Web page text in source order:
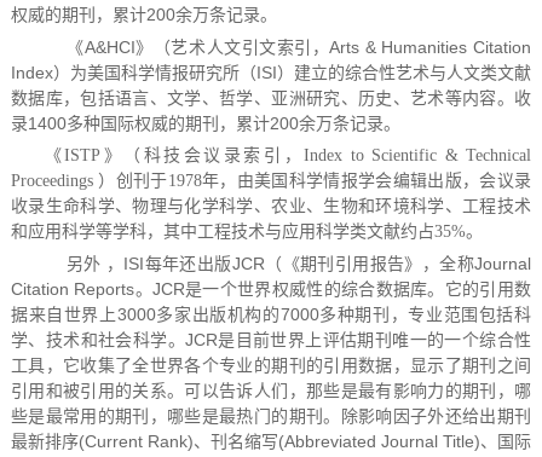
权威的期刊，累计200余万条记录。
《A&HCI》（艺术人文引文索引，Arts & Humanities Citation
Index）为美国科学情报研究所（ISI）建立的综合性艺术与人文类文献
数据库，包括语言、文学、哲学、亚洲研究、历史、艺术等内容。收
录1400多种国际权威的期刊，累计200余万条记录。
《ISTP》（科技会议录索引，Index to Scientific & Technical
Proceedings ）创刊于1978年，由美国科学情报学会编辑出版，会议录
收录生命科学、物理与化学科学、农业、生物和环境科学、工程技术
和应用科学等学科，其中工程技术与应用科学类文献约占35%。
另外 ，ISI每年还出版JCR（《期刊引用报告》，全称Journal
Citation Reports。JCR是一个世界权威性的综合数据库。它的引用数
据来自世界上3000多家出版机构的7000多种期刊，专业范围包括科
学、技术和社会科学。JCR是目前世界上评估期刊唯一的一个综合性
工具，它收集了全世界各个专业的期刊的引用数据，显示了期刊之间
引用和被引用的关系。可以告诉人们，那些是最有影响力的期刊，哪
些是最常用的期刊，哪些是最热门的期刊。除影响因子外还给出期刊
最新排序(Current Rank)、刊名缩写(Abbreviated Journal Title)、国际